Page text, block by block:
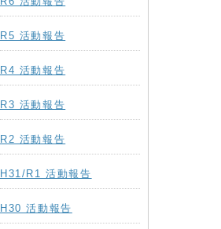
R5 活動報告
R4 活動報告
R3 活動報告
R2 活動報告
H31/R1 活動報告
H30 活動報告